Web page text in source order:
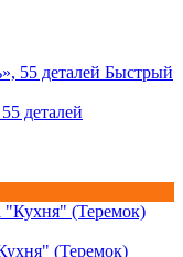
Быстрый
деталей
(Теремок)